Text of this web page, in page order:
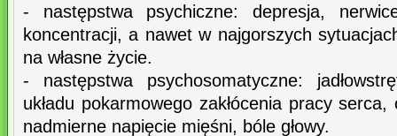
- następstwa psychiczne: depresja,
koncentracji, a nawet w najgorszych
na własne życie.
- następstwa psychosomatyczne:
układu pokarmowego zakłócenia pracy
nadmierne napięcie mięśni, bóle głowy.